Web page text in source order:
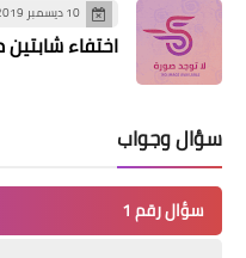
10 ديسمبر 2019
اختفاء
سؤال وجواب
سؤال رقم 1